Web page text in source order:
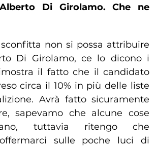
Di Girolamo. Che ne
non si possa attribuire
Di Girolamo, ce lo dicono i
il fatto che il candidato
circa il 10% in più delle liste
Avrà fatto sicuramente
sapevamo che alcune cose
tuttavia ritengo che
sulle poche luci di